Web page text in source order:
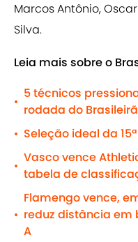
Marcos Antônio,
Silva.
Leia mais sobre o
•
5 técnicos
rodada do
• Seleção ideal da
•
Vasco vence
tabela de
•
Flamengo vence,
reduz distância em
A